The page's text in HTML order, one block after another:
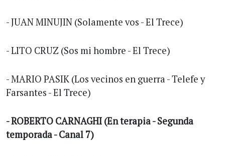
- JUAN MINUJIN (Solamente vos - El Trece)
- LITO CRUZ (Sos mi hombre - El Trece)
- MARIO PASIK (Los vecinos en guerra - Telefe y
Farsantes - El Trece)
- ROBERTO CARNAGHI (En terapia - Segunda
temporada - Canal 7)